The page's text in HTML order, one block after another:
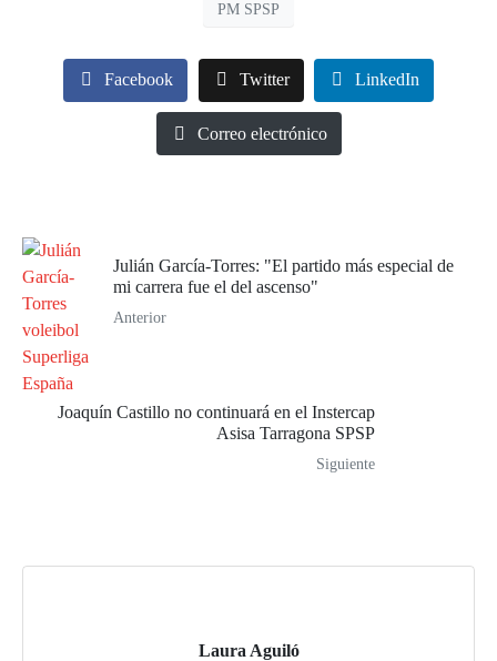
PM SPSP
Facebook Twitter LinkedIn
Correo electrónico
Julián García-Torres: "El partido más especial de
mi carrera fue el del ascenso"
Anterior
Joaquín Castillo no continuará en el Instercap
Asisa Tarragona SPSP
Siguiente
Laura Aguiló